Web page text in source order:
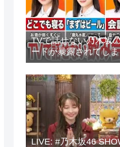
TVで話せない乃木坂
ードが暴露されてし
桜、中西アルノ、梅
月、他）
LIVE: #乃木坂46